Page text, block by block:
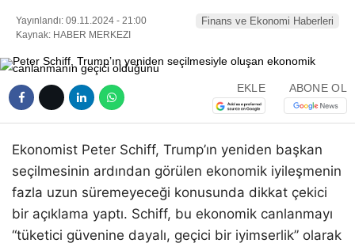
Yayınlandı: 09.11.2024 - 21:00
Kaynak: HABER MERKEZI
Finans ve Ekonomi Haberleri
EKLE ABONE OL
Ekonomist Peter Schiff, Trump’ın yeniden başkan
seçilmesinin ardından görülen ekonomik iyileşmenin
fazla uzun süremeyeceği konusunda dikkat çekici
bir açıklama yaptı. Schiff, bu ekonomik canlanmayı
“tüketici güvenine dayalı, geçici bir iyimserlik” olarak